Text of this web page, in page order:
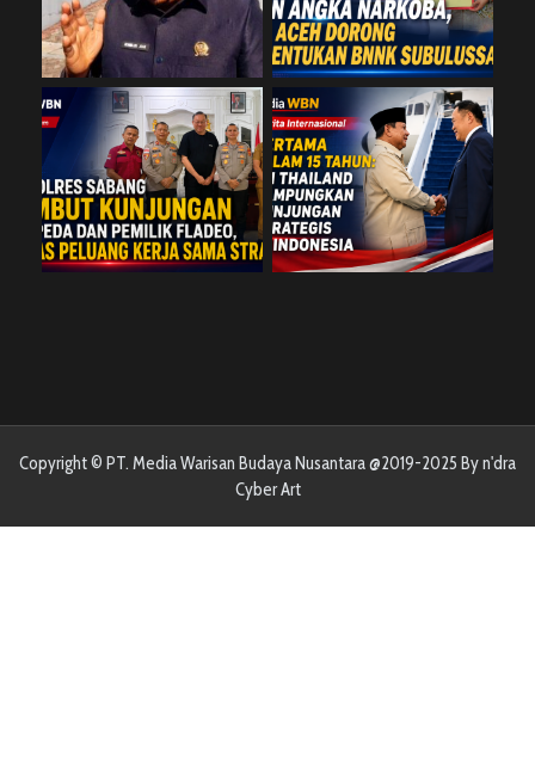
Copyright © PT. Media Warisan Budaya Nusantara @2019-2025 By n'dra
Cyber Art